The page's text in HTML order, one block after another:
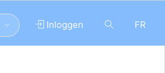
FR
Inloggen